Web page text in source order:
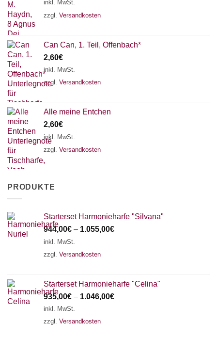
inkl. MwSt.
zzgl. Versandkosten
Can Can, 1. Teil, Offenbach*
2,60€
inkl. MwSt.
zzgl. Versandkosten
Alle meine Entchen
2,60€
inkl. MwSt.
zzgl. Versandkosten
PRODUKTE
Starterset Harmonieharfe "Silvana"
944,00€ – 1.055,00€
inkl. MwSt.
zzgl. Versandkosten
Starterset Harmonieharfe "Celina"
935,00€ – 1.046,00€
inkl. MwSt.
zzgl. Versandkosten